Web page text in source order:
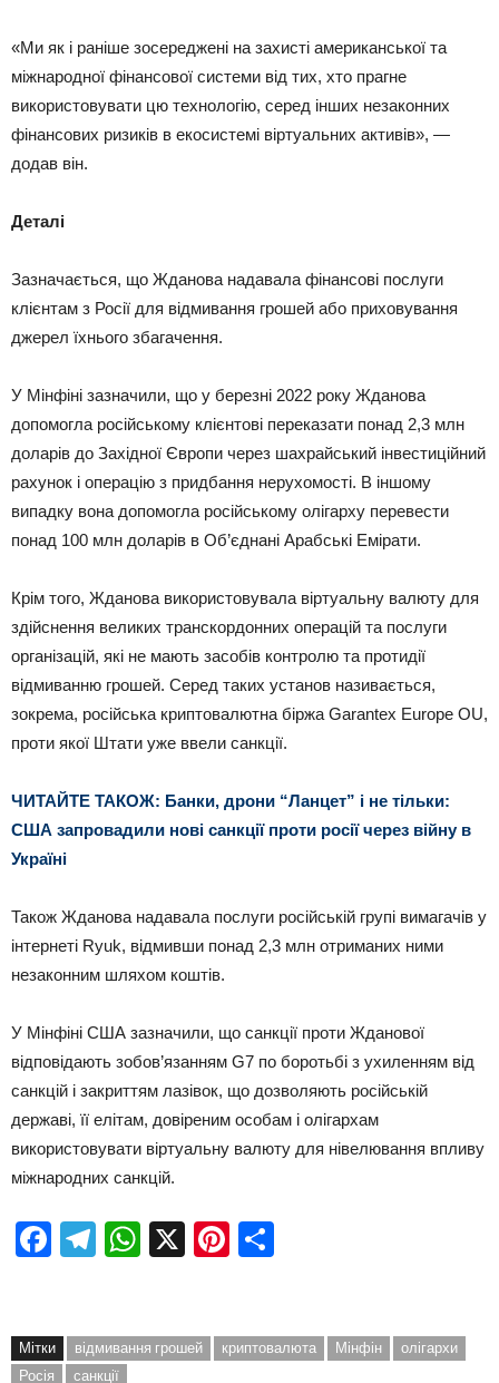
«Ми як і раніше зосереджені на захисті американської та
міжнародної фінансової системи від тих, хто прагне
використовувати цю технологію, серед інших незаконних
фінансових ризиків в екосистемі віртуальних активів», —
додав він.
Деталі
Зазначається, що Жданова надавала фінансові послуги
клієнтам з Росії для відмивання грошей або приховування
джерел їхнього збагачення.
У Мінфіні зазначили, що у березні 2022 року Жданова
допомогла російському клієнтові переказати понад 2,3 млн
доларів до Західної Європи через шахрайський інвестиційний
рахунок і операцію з придбання нерухомості. В іншому
випадку вона допомогла російському олігарху перевести
понад 100 млн доларів в Об’єднані Арабські Емірати.
Крім того, Жданова використовувала віртуальну валюту для
здійснення великих транскордонних операцій та послуги
організацій, які не мають засобів контролю та протидії
відмиванню грошей. Серед таких установ називається,
зокрема, російська криптовалютна біржа Garantex Europe OU,
проти якої Штати уже ввели санкції.
ЧИТАЙТЕ ТАКОЖ: Банки, дрони “Ланцет” і не тільки:
США запровадили нові санкції проти росії через війну в
Україні
Також Жданова надавала послуги російській групі вимагачів у
інтернеті Ryuk, відмивши понад 2,3 млн отриманих ними
незаконним шляхом коштів.
У Мінфіні США зазначили, що санкції проти Жданової
відповідають зобов’язанням G7 по боротьбі з ухиленням від
санкцій і закриттям лазівок, що дозволяють російській
державі, її елітам, довіреним особам і олігархам
використовувати віртуальну валюту для нівелювання впливу
міжнародних санкцій.
Facebook
Telegram
WhatsApp
X Pinterest
Мітки відмивання грошей криптовалюта Мінфін
олігархи
Росія
санкції